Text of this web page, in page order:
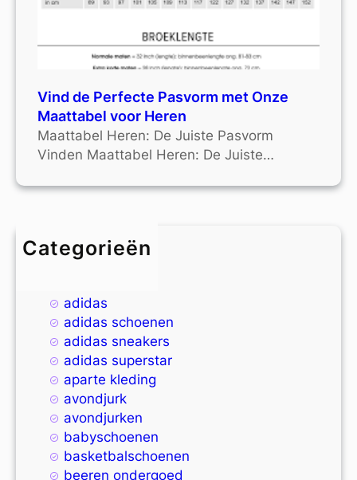
Vind de Perfecte Pasvorm met Onze
Maattabel voor Heren
Maattabel Heren: De Juiste Pasvorm
Vinden Maattabel Heren: De Juiste…
Categorieën
4xl
adidas
adidas schoenen
adidas sneakers
adidas superstar
aparte kleding
avondjurk
avondjurken
babyschoenen
basketbalschoenen
beeren ondergoed